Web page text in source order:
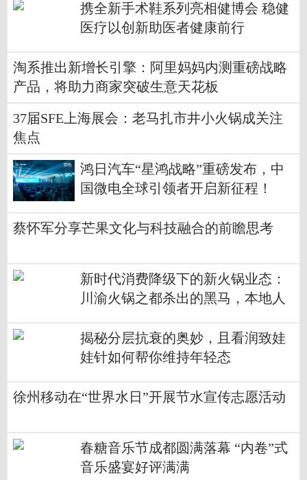
携全新手术鞋系列亮相健博会 稳健
医疗以创新助医者健康前行
淘系推出新增长引擎：阿里妈妈内测重磅战略
产品，将助力商家突破生意天花板
37届SFE上海展会：老马扎市井小火锅成关注
焦点
鸿日汽车“星鸿战略”重磅发布，中
国微电全球引领者开启新征程！
蔡怀军分享芒果文化与科技融合的前瞻思考
新时代消费降级下的新火锅业态：
川渝火锅之都杀出的黑马，本地人
揭秘分层抗衰的奥妙，且看润致娃
娃针如何帮你维持年轻态
徐州移动在“世界水日”开展节水宣传志愿活动
春糖音乐节成都圆满落幕 “内卷”式
音乐盛宴好评满满